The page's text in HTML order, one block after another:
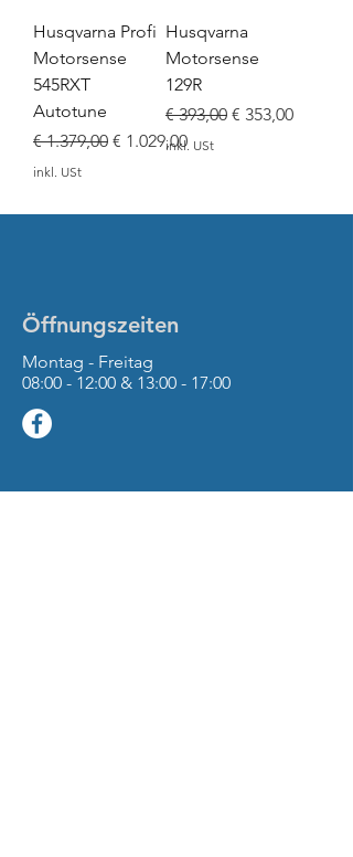
Husqvarna Profi
Motorsense
545RXT
Autotune
Standardpreis
€ 1.379,00 Sale-Preis
€ 1.029,00
inkl. USt
Husqvarna
Motorsense
129R
Standardpreis
€ 393,00 Sale-Preis
€ 353,00
inkl. USt
Öffnungszeiten
Montag - Freitag
08:00 - 12:00 & 13:00 - 17:00